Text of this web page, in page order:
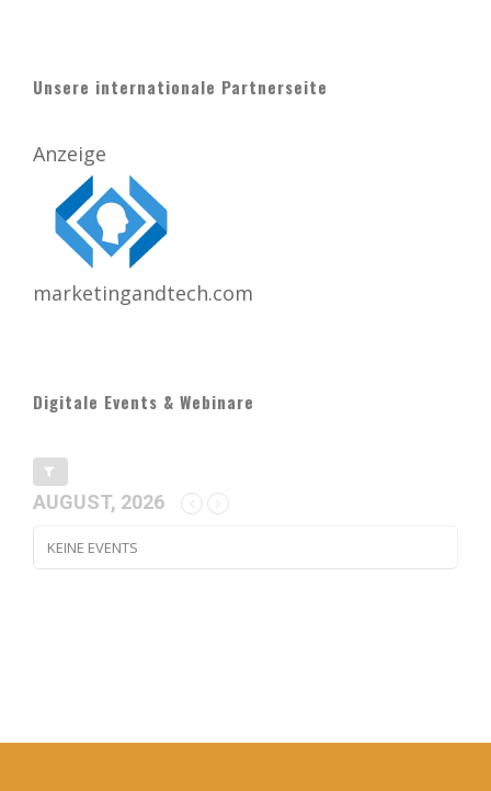
Unsere internationale Partnerseite
Anzeige
marketingandtech.com
Digitale Events & Webinare
AUGUST, 2026
KEINE EVENTS